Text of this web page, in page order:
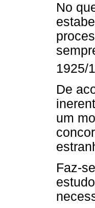
No
1925/
De
um
Faz-